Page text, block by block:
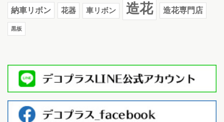
納車リボン 花器 車リボン 造花 造花専門店
黒板